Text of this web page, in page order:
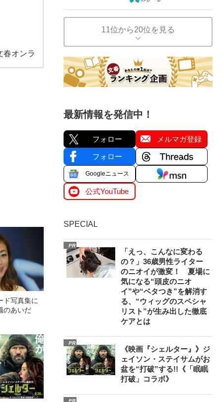
春オンラ
ド写真集に
のあいだ
11位から20位を見る
最新情報を発信中！
フォロー メルマガ登録
フォロー
Googleニュース
公式YouTube
SPECIAL
PR
「えっ、こんなに変わる
の？」36歳男性ライター
のニオイが激変！ 夏場に
気になる“頭皮のニオ
イ”や“ベタつき”を解消す
る、“ウィッグのスペシャ
リスト”が生み出した徹底
ケアとは
PR
《映画『シェルター』》ジ
ェイソン・ステイサムがお
盆を“打破”する!!《「眠眠
打破」コラボ》